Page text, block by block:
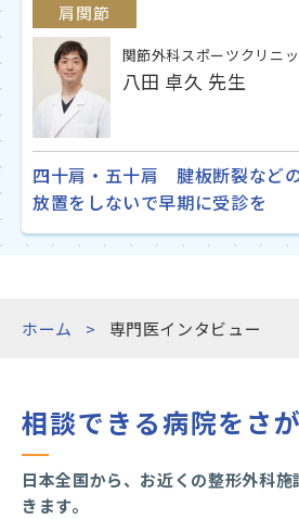
肩関節
関節外科スポーツクリニ
八田 卓久 先生
四十肩・五十肩 腱板断裂など
放置をしないで早期に受診を
ホーム 専門医インタビュー
相談できる病院をさ
日本全国から、お近くの整形外科
きます。